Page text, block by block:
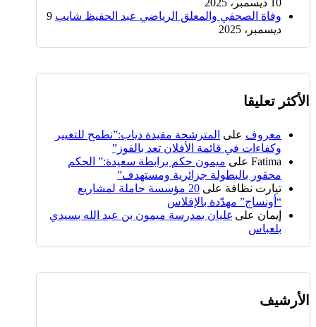
10 ديسمبر، 2025
وفاة الصحفي والمعلق الرياضي عبد الحفيظ شايب 9
ديسمبر، 2025
الأكثر تعليقا
معروف على المترشحة مفيدة دياب:”نطمح للتغيير
وكفاءات في قائمة الأفلان تعد بالفوز”
Fatima على ميمون حكم برابطة سعيدة:” الحكم
محقور بالبطولة جزائرية ومستهدف”
تيارت نظافة على
20 مؤسسة حاملة لمشاريع
“أونساج” مهدّدة بالإفلاس
إيمان على غليان بمدرسة ميمون بن عبد الله بسيدي
بلعباس
الأرشيف